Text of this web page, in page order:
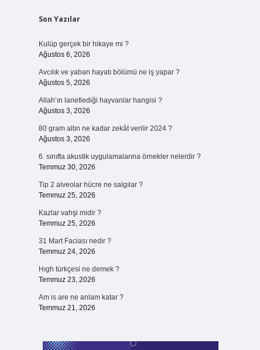
Sidebar
Son Yazılar
Kulüp gerçek bir hikaye mi ?
Ağustos 6, 2026
Avcılık ve yaban hayatı bölümü ne iş yapar ?
Ağustos 5, 2026
Allah’ın lanetlediği hayvanlar hangisi ?
Ağustos 3, 2026
80 gram altın ne kadar zekât verilir 2024 ?
Ağustos 3, 2026
6. sınıfta akustik uygulamalarına örnekler nelerdir ?
Temmuz 30, 2026
Tip 2 alveolar hücre ne salgılar ?
Temmuz 25, 2026
Kazlar vahşi midir ?
Temmuz 25, 2026
31 Mart Faciası nedir ?
Temmuz 24, 2026
Hıgh türkçesi ne demek ?
Temmuz 23, 2026
Am is are ne anlam katar ?
Temmuz 21, 2026